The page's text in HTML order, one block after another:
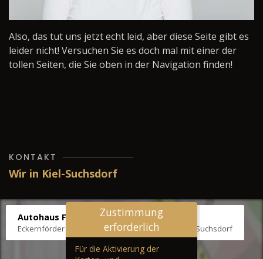
Also, das tut uns jetzt echt leid, aber diese Seite gibt es
leider nicht! Versuchen Sie es doch mal mit einer der
tollen Seiten, die Sie oben in der Navigation finden!
KONTAKT
Wir in Kiel-Suchsdorf
Autohaus Fräter
Eckernförder Str. /Klausbrooker Weg 1, 24107 Kiel-Suchsdorf
Zustimmung
erforderlich
Für die Aktivierung der